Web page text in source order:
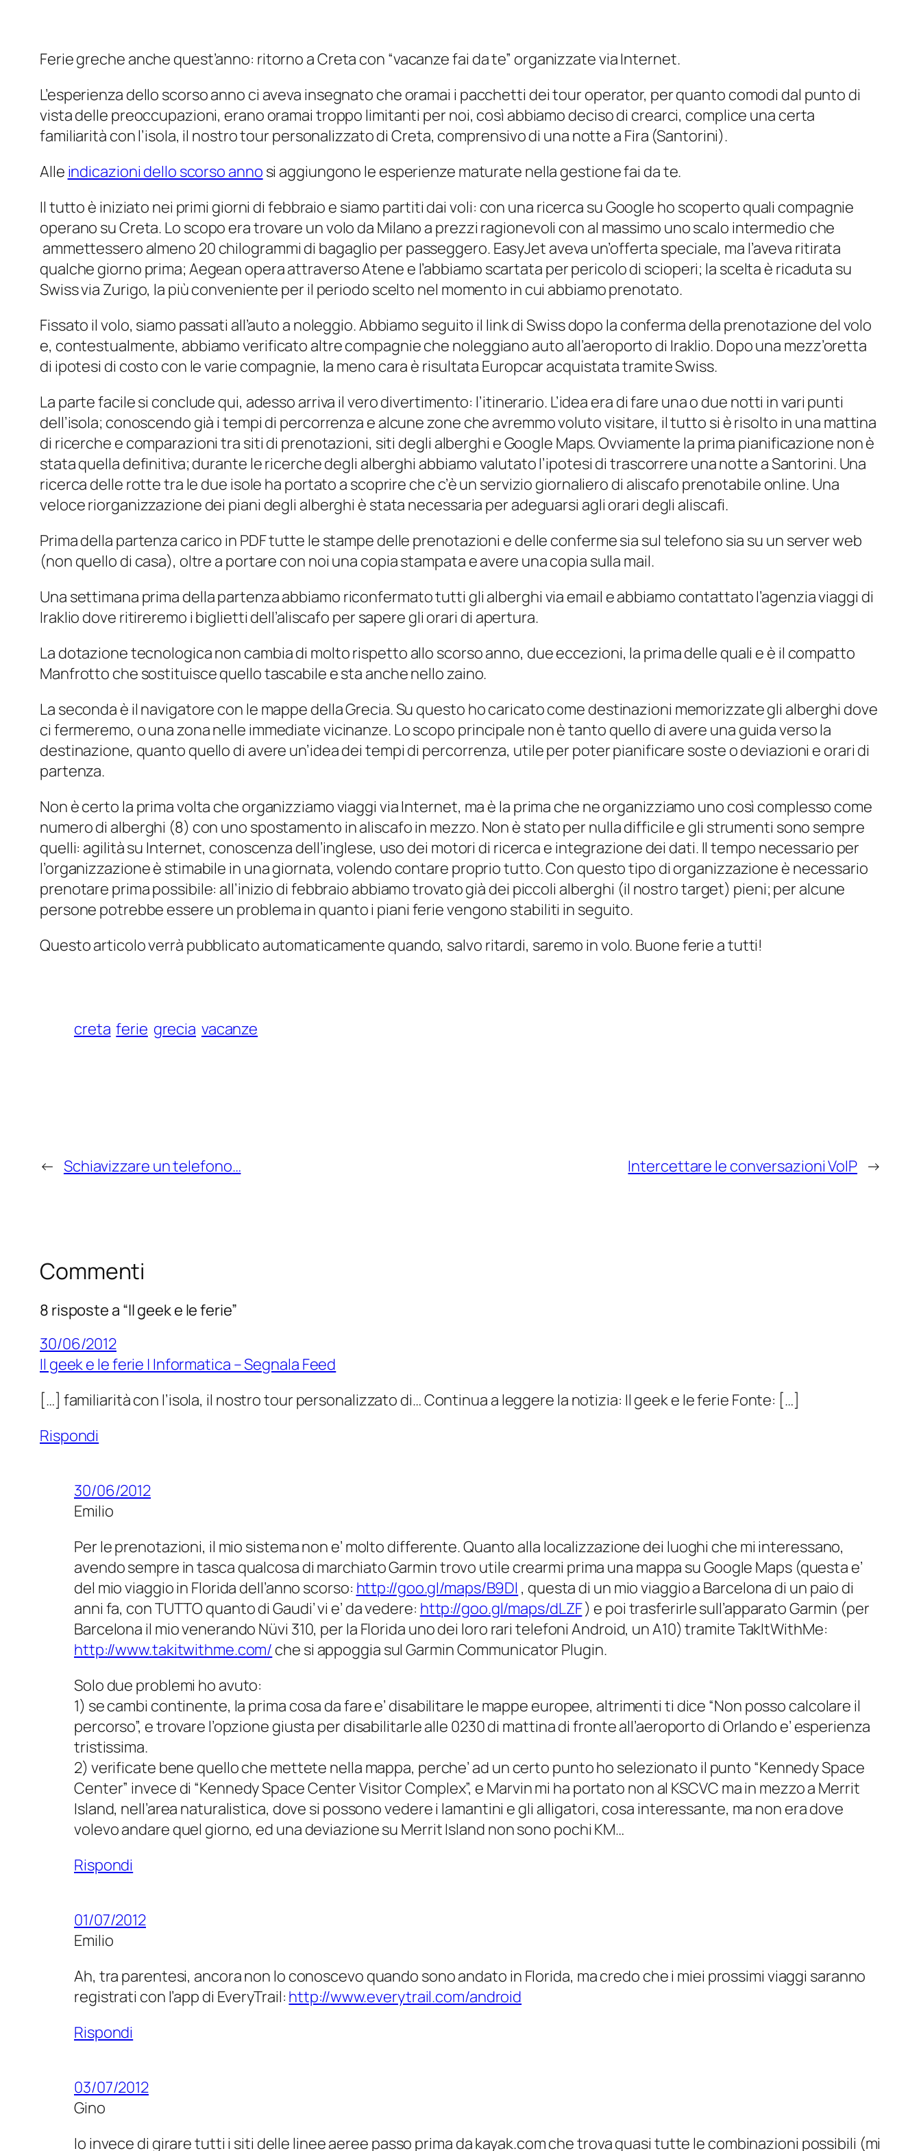
Ferie greche anche quest’anno: ritorno a Creta con “vacanze fai da te” organizzate via Internet.
L’esperienza dello scorso anno ci aveva insegnato che oramai i pacchetti dei tour operator, per quanto comodi dal punto di
vista delle preoccupazioni, erano oramai troppo limitanti per noi, così abbiamo deciso di crearci, complice una certa
familiarità con l’isola, il nostro tour personalizzato di Creta, comprensivo di una notte a Fira (Santorini).
Alle indicazioni dello scorso anno si aggiungono le esperienze maturate nella gestione fai da te.
Il tutto è iniziato nei primi giorni di febbraio e siamo partiti dai voli: con una ricerca su Google ho scoperto quali compagnie
operano su Creta. Lo scopo era trovare un volo da Milano a prezzi ragionevoli con al massimo uno scalo intermedio che
ammettessero almeno 20 chilogrammi di bagaglio per passeggero. EasyJet aveva un’offerta speciale, ma l’aveva ritirata
qualche giorno prima; Aegean opera attraverso Atene e l’abbiamo scartata per pericolo di scioperi; la scelta è ricaduta su
Swiss via Zurigo, la più conveniente per il periodo scelto nel momento in cui abbiamo prenotato.
Fissato il volo, siamo passati all’auto a noleggio. Abbiamo seguito il link di Swiss dopo la conferma della prenotazione del volo
e, contestualmente, abbiamo verificato altre compagnie che noleggiano auto all’aeroporto di Iraklio. Dopo una mezz’oretta
di ipotesi di costo con le varie compagnie, la meno cara è risultata Europcar acquistata tramite Swiss.
La parte facile si conclude qui, adesso arriva il vero divertimento: l’itinerario. L’idea era di fare una o due notti in vari punti
dell’isola; conoscendo già i tempi di percorrenza e alcune zone che avremmo voluto visitare, il tutto si è risolto in una mattina
di ricerche e comparazioni tra siti di prenotazioni, siti degli alberghi e Google Maps. Ovviamente la prima pianificazione non è
stata quella definitiva; durante le ricerche degli alberghi abbiamo valutato l’ipotesi di trascorrere una notte a Santorini. Una
ricerca delle rotte tra le due isole ha portato a scoprire che c’è un servizio giornaliero di aliscafo prenotabile online. Una
veloce riorganizzazione dei piani degli alberghi è stata necessaria per adeguarsi agli orari degli aliscafi.
Prima della partenza carico in PDF tutte le stampe delle prenotazioni e delle conferme sia sul telefono sia su un server web
(non quello di casa), oltre a portare con noi una copia stampata e avere una copia sulla mail.
Una settimana prima della partenza abbiamo riconfermato tutti gli alberghi via email e abbiamo contattato l’agenzia viaggi di
Iraklio dove ritireremo i biglietti dell’aliscafo per sapere gli orari di apertura.
La dotazione tecnologica non cambia di molto rispetto allo scorso anno, due eccezioni, la prima delle quali e è il compatto
Manfrotto che sostituisce quello tascabile e sta anche nello zaino.
La seconda è il navigatore con le mappe della Grecia. Su questo ho caricato come destinazioni memorizzate gli alberghi dove
ci fermeremo, o una zona nelle immediate vicinanze. Lo scopo principale non è tanto quello di avere una guida verso la
destinazione, quanto quello di avere un’idea dei tempi di percorrenza, utile per poter pianificare soste o deviazioni e orari di
partenza.
Non è certo la prima volta che organizziamo viaggi via Internet, ma è la prima che ne organizziamo uno così complesso come
numero di alberghi (8) con uno spostamento in aliscafo in mezzo. Non è stato per nulla difficile e gli strumenti sono sempre
quelli: agilità su Internet, conoscenza dell’inglese, uso dei motori di ricerca e integrazione dei dati. Il tempo necessario per
l’organizzazione è stimabile in una giornata, volendo contare proprio tutto. Con questo tipo di organizzazione è necessario
prenotare prima possibile: all’inizio di febbraio abbiamo trovato già dei piccoli alberghi (il nostro target) pieni; per alcune
persone potrebbe essere un problema in quanto i piani ferie vengono stabiliti in seguito.
Questo articolo verrà pubblicato automaticamente quando, salvo ritardi, saremo in volo. Buone ferie a tutti!
creta ferie grecia vacanze
← Schiavizzare un telefono… Intercettare le conversazioni VoIP →
Commenti
8 risposte a “Il geek e le ferie”
30/06/2012
Il geek e le ferie | Informatica – Segnala Feed
[…] familiarità con l’isola, il nostro tour personalizzato di… Continua a leggere la notizia: Il geek e le ferie Fonte: […]
Rispondi
30/06/2012
Emilio
Per le prenotazioni, il mio sistema non e’ molto differente. Quanto alla localizzazione dei luoghi che mi interessano,
avendo sempre in tasca qualcosa di marchiato Garmin trovo utile crearmi prima una mappa su Google Maps (questa e’
del mio viaggio in Florida dell’anno scorso: http://goo.gl/maps/B9Dl , questa di un mio viaggio a Barcelona di un paio di
anni fa, con TUTTO quanto di Gaudi’ vi e’ da vedere: http://goo.gl/maps/dLZF) e poi trasferirle sull’apparato Garmin (per
Barcelona il mio venerando Nüvi 310, per la Florida uno dei loro rari telefoni Android, un A10) tramite TakItWithMe:
http://www.takitwithme.com/ che si appoggia sul Garmin Communicator Plugin.
Solo due problemi ho avuto:
1) se cambi continente, la prima cosa da fare e’ disabilitare le mappe europee, altrimenti ti dice “Non posso calcolare il
percorso”, e trovare l’opzione giusta per disabilitarle alle 0230 di mattina di fronte all’aeroporto di Orlando e’ esperienza
tristissima.
2) verificate bene quello che mettete nella mappa, perche’ ad un certo punto ho selezionato il punto “Kennedy Space
Center” invece di “Kennedy Space Center Visitor Complex”, e Marvin mi ha portato non al KSCVC ma in mezzo a Merrit
Island, nell’area naturalistica, dove si possono vedere i lamantini e gli alligatori, cosa interessante, ma non era dove
volevo andare quel giorno, ed una deviazione su Merrit Island non sono pochi KM…
Rispondi
01/07/2012
Emilio
Ah, tra parentesi, ancora non lo conoscevo quando sono andato in Florida, ma credo che i miei prossimi viaggi saranno
registrati con l’app di EveryTrail: http://www.everytrail.com/android
Rispondi
03/07/2012
Gino
Io invece di girare tutti i siti delle linee aeree passo prima da kayak.com che trova quasi tutte le combinazioni possibili (mi